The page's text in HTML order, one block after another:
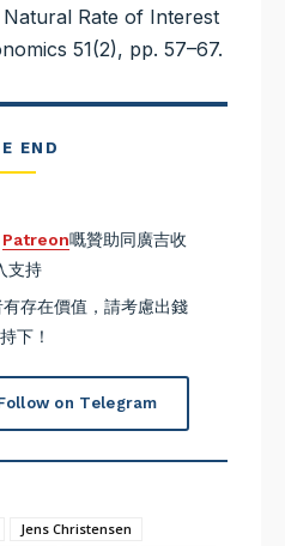
Natural Rate of Interest
51(2), pp. 57–67.
END
Patreon嘅贊助同廣吉收
支持
存在價值，請考慮出錢
下！
on Telegram
Jens Christensen